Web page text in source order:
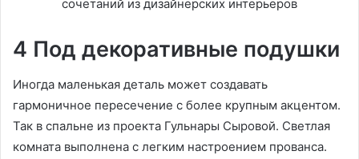
4 Под декоративные подушки
Иногда маленькая деталь может создавать
гармоничное пересечение с более крупным акцентом.
Так в спальне из проекта Гульнары Сыровой. Светлая
комната выполнена с легким настроением прованса.